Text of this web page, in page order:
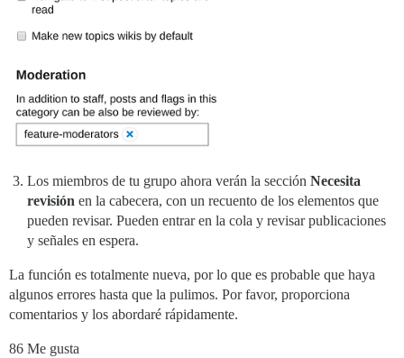
Los miembros de tu grupo ahora verán la sección Necesita
revisión en la cabecera, con un recuento de los elementos que
pueden revisar. Pueden entrar en la cola y revisar publicaciones
y señales en espera.
La función es totalmente nueva, por lo que es probable que haya
algunos errores hasta que la pulimos. Por favor, proporciona
comentarios y los abordaré rápidamente.
86 Me gusta